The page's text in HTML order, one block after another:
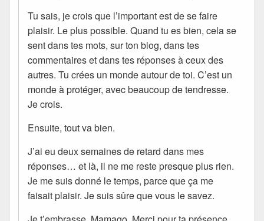
Tu sais, je crois que l’important est de se faire
plaisir. Le plus possible. Quand tu es bien, cela se
sent dans tes mots, sur ton blog, dans tes
commentaires et dans tes réponses à ceux des
autres. Tu crées un monde autour de toi. C’est un
monde à protéger, avec beaucoup de tendresse.
Je crois.
Ensuite, tout va bien.
J’ai eu deux semaines de retard dans mes
réponses… et là, il ne me reste presque plus rien.
Je me suis donné le temps, parce que ça me
faisait plaisir. Je suis sûre que vous le savez.